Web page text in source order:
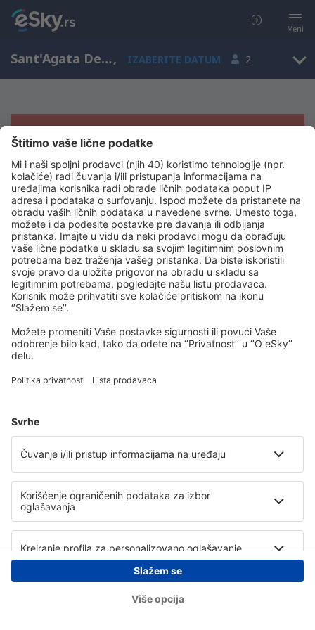
Meni
Sant'Agata De'Goti, Kampanija, Italija, IZABERITE DATUM 2
Žao nam je, ne možemo da prikažemo
rezultate
Pokušajte još jednom kad izaberete druge kriterijume
Copyright © eSky.rs. Sva prava zadržana.